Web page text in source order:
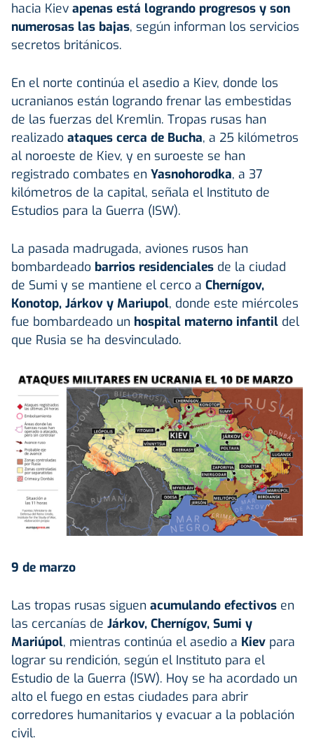
hacia Kiev apenas está logrando progresos y son
numerosas las bajas, según informan los servicios
secretos británicos.
En el norte continúa el asedio a Kiev, donde los
ucranianos están logrando frenar las embestidas
de las fuerzas del Kremlin. Tropas rusas han
realizado ataques cerca de Bucha, a 25 kilómetros
al noroeste de Kiev, y en suroeste se han
registrado combates en Yasnohorodka, a 37
kilómetros de la capital, señala el Instituto de
Estudios para la Guerra (ISW).
La pasada madrugada, aviones rusos han
bombardeado barrios residenciales de la ciudad
de Sumi y se mantiene el cerco a Chernígov,
Konotop, Járkov y Mariupol, donde este miércoles
fue bombardeado un hospital materno infantil del
que Rusia se ha desvinculado.
9 de marzo
Las tropas rusas siguen acumulando efectivos en
las cercanías de Járkov, Chernígov, Sumi y
Mariúpol, mientras continúa el asedio a Kiev para
lograr su rendición, según el Instituto para el
Estudio de la Guerra (ISW). Hoy se ha acordado un
alto el fuego en estas ciudades para abrir
corredores humanitarios y evacuar a la población
civil.